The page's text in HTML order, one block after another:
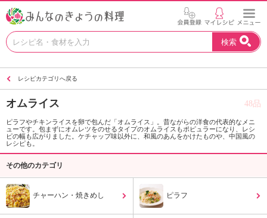
お
い
を
見
け
。
検索
レシピカテゴリへ戻る
オムライス 48品
ピラフやチキンライスを卵で包んだ「オムライス」。昔ながらの洋食の代表的なメニ
ューです。包まずにオムレツをのせるタイプのオムライスもポピュラーになり、レシ
ピの幅も広がりました。ケチャップ味以外に、和風のあんをかけたものや、中国風の
レシピも。
その他のカテゴリ
チャーハン・焼きめし ピラフ